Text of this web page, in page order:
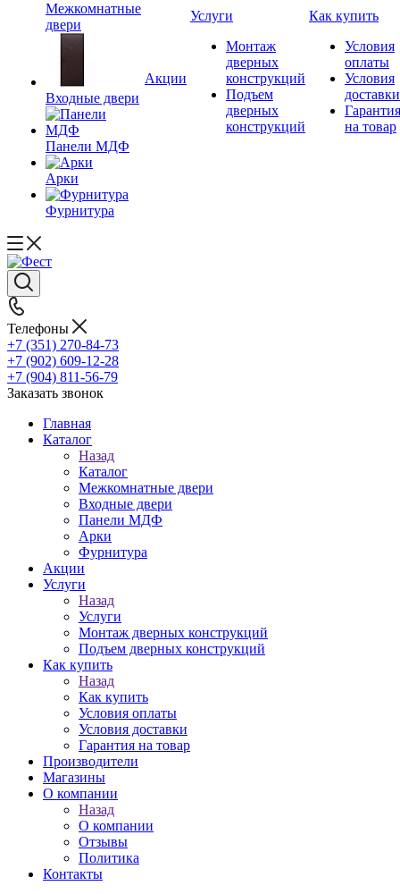
Межкомнатные
двери
Входные двери
Панели МДФ
Арки
Фурнитура
Акции
Услуги
Монтаж
дверных
конструкций
Подъем
дверных
конструкций
Как купить
Условия
оплаты
Условия
доставки
Гарантия
на товар
Телефоны
+7 (351) 270-84-73
+7 (902) 609-12-28
+7 (904) 811-56-79
Заказать звонок
Главная
Каталог
Назад
Каталог
Межкомнатные двери
Входные двери
Панели МДФ
Арки
Фурнитура
Акции
Услуги
Назад
Услуги
Монтаж дверных конструкций
Подъем дверных конструкций
Как купить
Назад
Как купить
Условия оплаты
Условия доставки
Гарантия на товар
Производители
Магазины
О компании
Назад
О компании
Отзывы
Политика
Контакты